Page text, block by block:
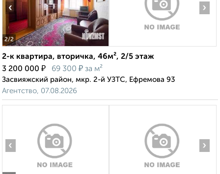
2/2
‹ ›
2-к квартира, вторичка, 46м², 2/5 этаж
3 200 000 ₽ 69 300 ₽ за м²
Засвияжский район, мкр. 2-й УЗТС, Ефремова 93
Агентство, 07.08.2026
‹ ›